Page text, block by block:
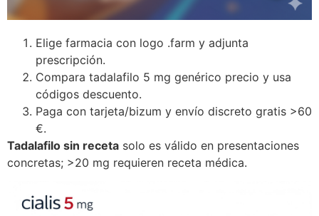
Elige farmacia con logo .farm y adjunta
prescripción.
Compara tadalafilo 5 mg genérico precio y usa
códigos descuento.
Paga con tarjeta/bizum y envío discreto gratis >60
€.
Tadalafilo sin receta solo es válido en presentaciones
concretas; >20 mg requieren receta médica.